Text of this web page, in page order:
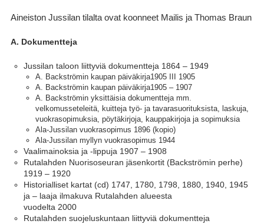
Aineiston Jussilan tilalta ovat koonneet Mailis ja Thomas Braun
A. Dokumentteja
Jussilan taloon liittyviä dokumentteja 1864 – 1949
A. Backströmin kaupan päiväkirja1905 III 1905
A. Backströmin kaupan päiväkirja1905 – 1907
A. Backströmin yksittäisia dokumentteja mm.
velkomusseteleitä, kuitteja työ- ja tavarasuorituksista, laskuja,
vuokrasopimuksia, pöytäkirjoja, kauppakirjoja ja sopimuksia
Ala-Jussilan vuokrasopimus 1896 (kopio)
Ala-Jussilan myllyn vuokrasopimus 1944
Vaalimainoksia ja -lippuja 1907 – 1908
Rutalahden Nuorisoseuran jäsenkortit (Backströmin perhe)
1919 – 1920
Historialliset kartat (cd) 1747, 1780, 1798, 1880, 1940, 1945
ja – laaja ilmakuva Rutalahden alueesta
vuodelta 2000
Rutalahden suojeluskuntaan liittyviä dokumentteja